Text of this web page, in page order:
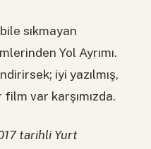
sıkmayan
Yol Ayrımı.
iyi yazılmış,
var karşımızda.
tarihli Yurt